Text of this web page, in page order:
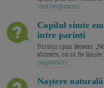
Vezi raspunsuri
Copilul simte
intre parinti
Părinții spun deseori:
abținem, ca să fie
raspunsuri
Naștere